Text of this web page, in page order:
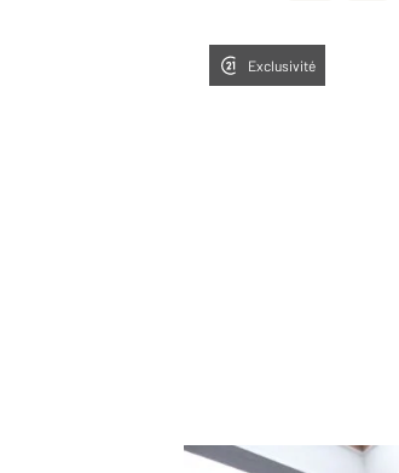
Exclusivité